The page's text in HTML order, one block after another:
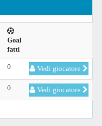
Goal
fatti
0 Vedi giocatore
0 Vedi giocatore